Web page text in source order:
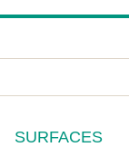
SURFACES